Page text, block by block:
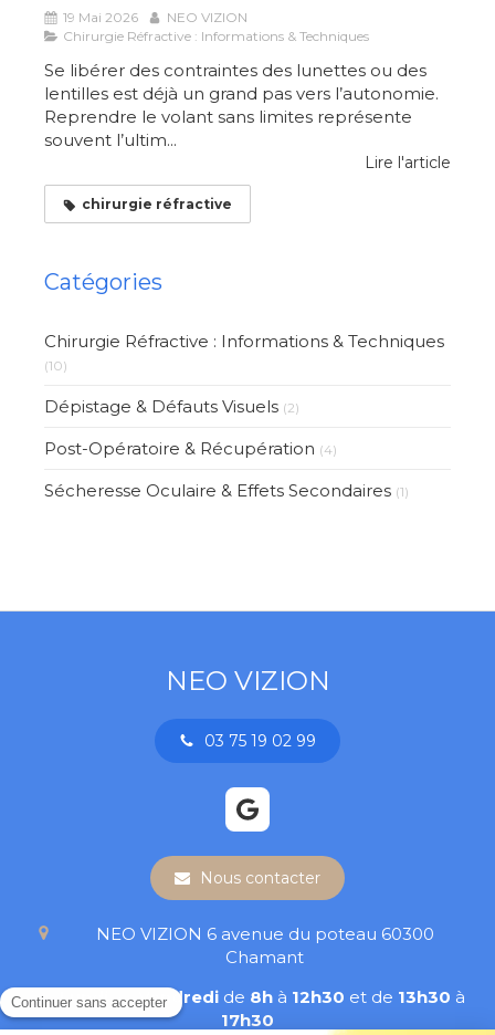
19 Mai 2026
NEO VIZION
Chirurgie Réfractive : Informations & Techniques
Se libérer des contraintes des lunettes ou des
lentilles est déjà un grand pas vers l’autonomie.
Reprendre le volant sans limites représente
souvent l’ultim...
Lire l'article
chirurgie réfractive
Catégories
Chirurgie Réfractive : Informations & Techniques
(10)
Dépistage & Défauts Visuels (2)
Post-Opératoire & Récupération (4)
Sécheresse Oculaire & Effets Secondaires (1)
NEO VIZION
Nous contacter
03 75 19 02 99
NEO VIZION 6 avenue du poteau 60300
Chamant
DuLundi auVendredi de 8h à 12h30 et de 13h30 à
17h30